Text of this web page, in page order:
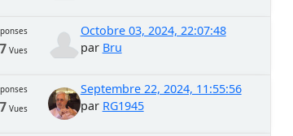
Vues
Octobre 03, 2024, 22:07:48
par Bru
Vues
Septembre 22, 2024, 11:55:56
par RG1945